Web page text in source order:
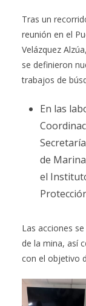
Tras un
reunión en el
Velázquez
se definieron
trabajos de
En las
de
el
Las acciones
de la mina, así
con el objetivo